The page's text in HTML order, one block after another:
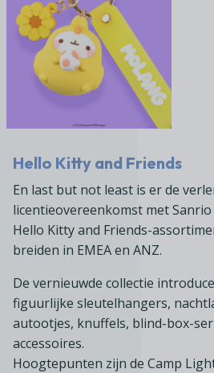
Hello Kitty and Friends
En last but not least is er de
licentieovereenkomst met
Hello Kitty and Friends-
breiden in EMEA en ANZ.
De vernieuwde collectie
figuurlijke sleutelhangers,
autootjes, knuffels, blind-box-
accessoires.
Hoogtepunten zijn de Camp